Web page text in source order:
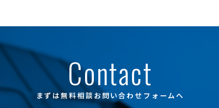
まずは無料相談お問い合わせフォームへ
Contact